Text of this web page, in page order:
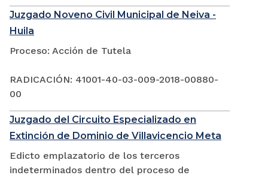
Juzgado Noveno Civil Municipal de Neiva -
Huila
Proceso: Acción de Tutela
RADICACIÓN: 41001-40-03-009-2018-00880-
00
Juzgado del Circuito Especializado en
Extinción de Dominio de Villavicencio Meta
Edicto emplazatorio de los terceros
indeterminados dentro del proceso de